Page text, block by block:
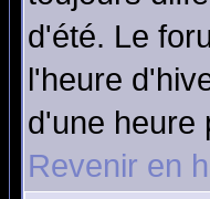
d'été. Le
l'heure
d'une heure
Revenir en